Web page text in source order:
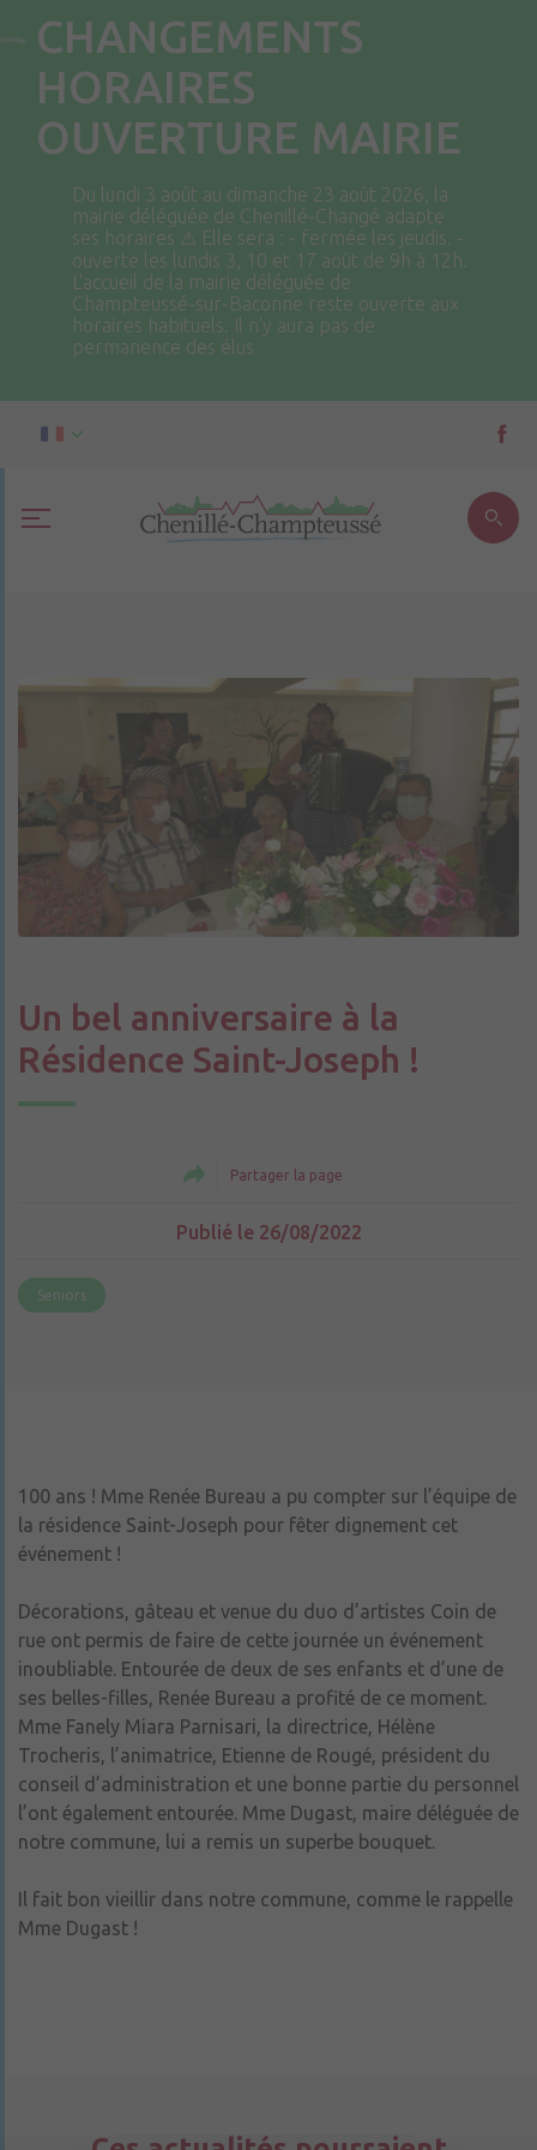
CHANGEMENTS
HORAIRES
OUVERTURE MAIRIE
Du lundi 3 août au dimanche 23 août 2026, la
mairie déléguée de Chenillé-Changé adapte
ses horaires ⚠ Elle sera : - fermée les jeudis. -
ouverte les lundis 3, 10 et 17 août de 9h à 12h.
L'accueil de la mairie déléguée de
Champteussé-sur-Baconne reste ouverte aux
horaires habituels. Il n'y aura pas de
permanence des élus
Un bel anniversaire à la
Résidence Saint-Joseph !
Partager la page
Publié le 26/08/2022
Seniors
100 ans ! Mme Renée Bureau a pu compter sur l’équipe de
la résidence Saint-Joseph pour fêter dignement cet
événement !
Décorations, gâteau et venue du duo d’artistes Coin de
rue ont permis de faire de cette journée un événement
inoubliable. Entourée de deux de ses enfants et d’une de
ses belles-filles, Renée Bureau a profité de ce moment.
Mme Fanely Miara Parnisari, la directrice, Hélène
Trocheris, l’animatrice, Etienne de Rougé, président du
conseil d’administration et une bonne partie du personnel
l’ont également entourée. Mme Dugast, maire déléguée de
notre commune, lui a remis un superbe bouquet.
Il fait bon vieillir dans notre commune, comme le rappelle
Mme Dugast !